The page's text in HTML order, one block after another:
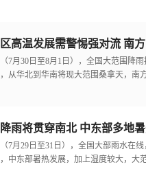
高温发展需警惕强对流 南
7月30日至8月1日），全国大范围降
从华北到华南将现大范围桑拿天，南
雨将贯穿南北 中东部多地
7月29日至31日），全国大部雨水在
中东部暑热发展，加上湿度较大，大